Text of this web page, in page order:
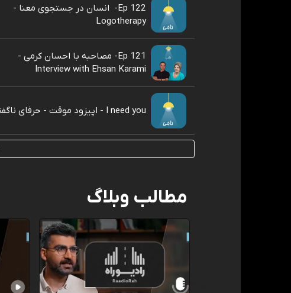
Ep 122- ‌ انسان در جستجوی معنا -
Logotherapy
Ep 121- ‌مصاحبه با احسان کرمی -
Interview with Ehsan Karami
I need you - اپیزود موقت - حرفای ناگفته
مطالب وبلاگ